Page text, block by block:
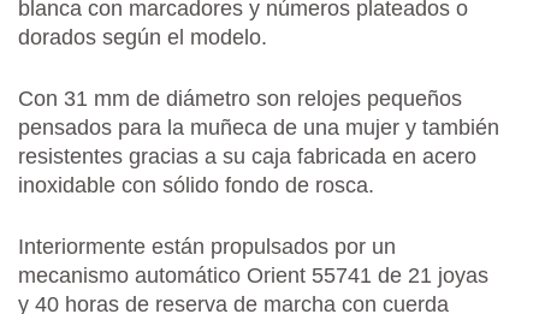
blanca con marcadores y números plateados o
dorados según el modelo.
Con 31 mm de diámetro son relojes pequeños
pensados para la muñeca de una mujer y también
resistentes gracias a su caja fabricada en acero
inoxidable con sólido fondo de rosca.
Interiormente están propulsados por un
mecanismo automático Orient 55741 de 21 joyas
y 40 horas de reserva de marcha con cuerda